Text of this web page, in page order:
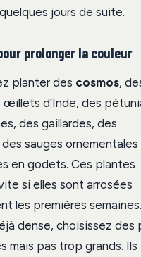
jours de suite.
prolonger la couleur
planter des cosmos,
œillets d’Inde, des
des gaillardes, des
sauges ornementales
en godets. Ces plantes
si elles sont arrosées
les premières
dense, choisissez des
mais pas trop grands. Ils